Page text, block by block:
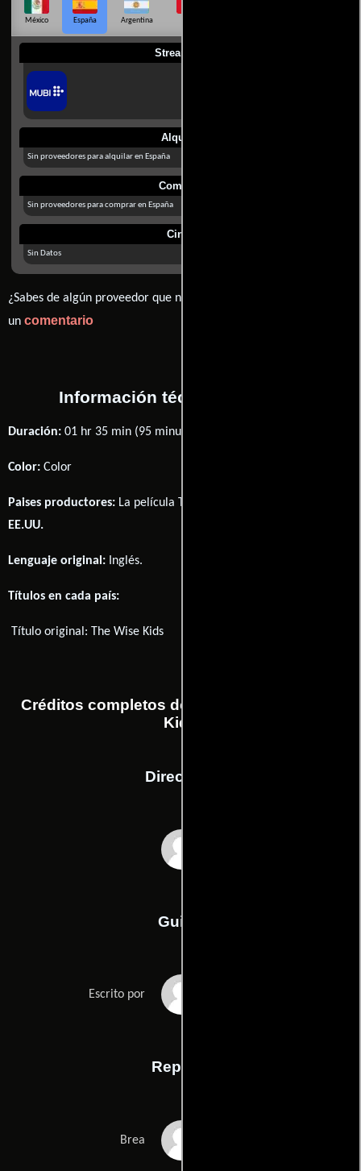
México España Argentina
Streaming
Alquilar
Sin proveedores para alquilar en España
Comprar
Sin proveedores para comprar en España
Cines
Sin Datos
¿Sabes de algún proveedor que no estamos mostrando? déjanos
un comentario
Información técnica y general
Duración: 01 hr 35 min (95 minutos) .
Color: Color
Paises productores: La película The Wise Kids fué producida en
EE.UU.
Lenguaje original: Inglés.
Títulos en cada país:
Título original: The Wise Kids
Créditos completos de la película The Wise
Kids
Dirección
Guión
Escrito por
Reparto
Brea